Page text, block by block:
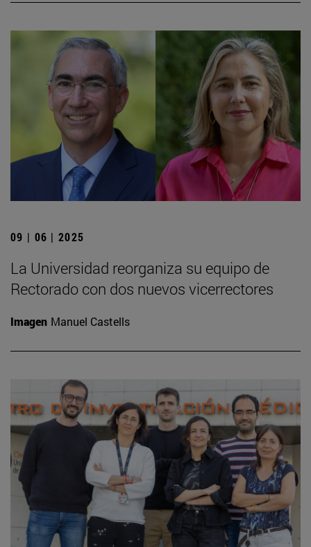
09 | 06 | 2025
La Universidad reorganiza su equipo de
Rectorado con dos nuevos vicerrectores
Imagen Manuel Castells